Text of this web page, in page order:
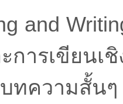
and
การเขียนเ
ทความสั้น